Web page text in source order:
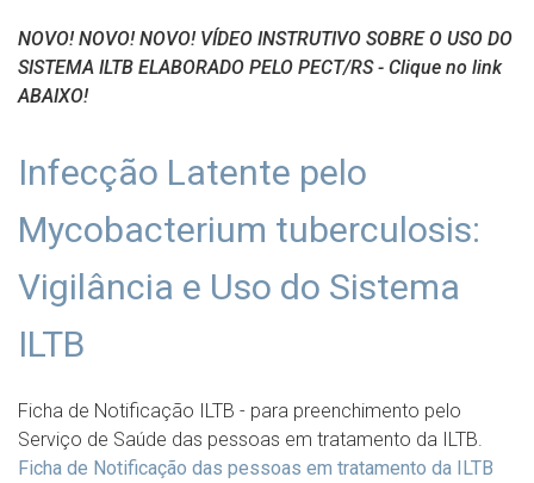
NOVO! NOVO! NOVO! VÍDEO INSTRUTIVO SOBRE O USO DO
SISTEMA ILTB ELABORADO PELO PECT/RS - Clique no link
ABAIXO!
Infecção Latente pelo
Mycobacterium tuberculosis:
Vigilância e Uso do Sistema
ILTB
Ficha de Notificação ILTB - para preenchimento pelo
Serviço de Saúde das pessoas em tratamento da ILTB.
Ficha de Notificação das pessoas em tratamento da ILTB